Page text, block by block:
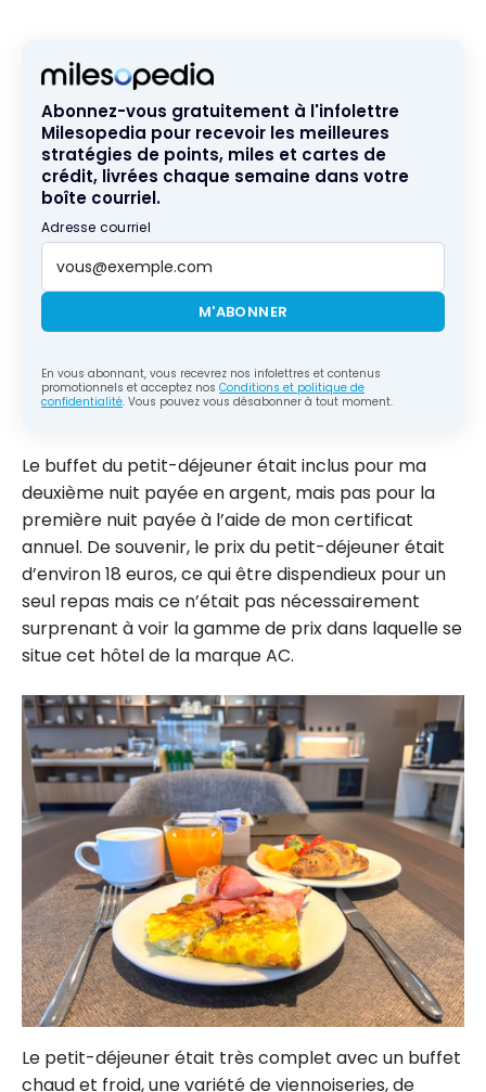
Abonnez-vous gratuitement à l'infolettre
Milesopedia pour recevoir les meilleures
stratégies de points, miles et cartes de
crédit, livrées chaque semaine dans votre
boîte courriel.
Adresse courriel
M'ABONNER
En vous abonnant, vous recevrez nos infolettres et contenus
promotionnels et acceptez nos Conditions et politique de
confidentialité. Vous pouvez vous désabonner à tout moment.
Le buffet du petit-déjeuner était inclus pour ma
deuxième nuit payée en argent, mais pas pour la
première nuit payée à l’aide de mon certificat
annuel. De souvenir, le prix du petit-déjeuner était
d’environ 18 euros, ce qui être dispendieux pour un
seul repas mais ce n’était pas nécessairement
surprenant à voir la gamme de prix dans laquelle se
situe cet hôtel de la marque AC.
Le petit-déjeuner était très complet avec un buffet
chaud et froid, une variété de viennoiseries, de